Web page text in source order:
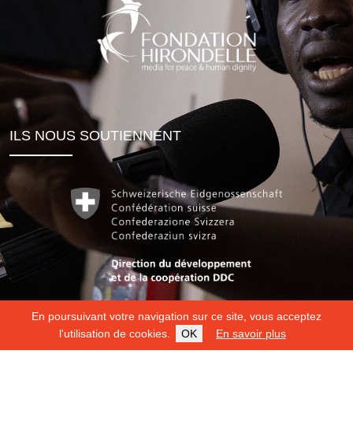
En poursuivant votre navigation sur ce site, vous acceptez
l'utilisation de cookies.
OK En savoir plus
ILS NOUS SOUTIENNENT